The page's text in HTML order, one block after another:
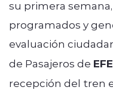
su primera
programados y
evaluación
de Pasajeros de
recepción del tren